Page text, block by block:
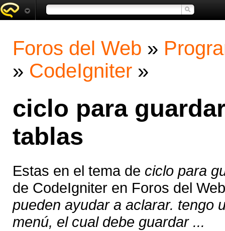
Foros del Web »
» CodeIgniter »
ciclo para
tablas
Estas en el tema de ciclo para
de CodeIgniter en Foros del
pueden ayudar a aclarar. tengo
menú, el cual debe guardar ...